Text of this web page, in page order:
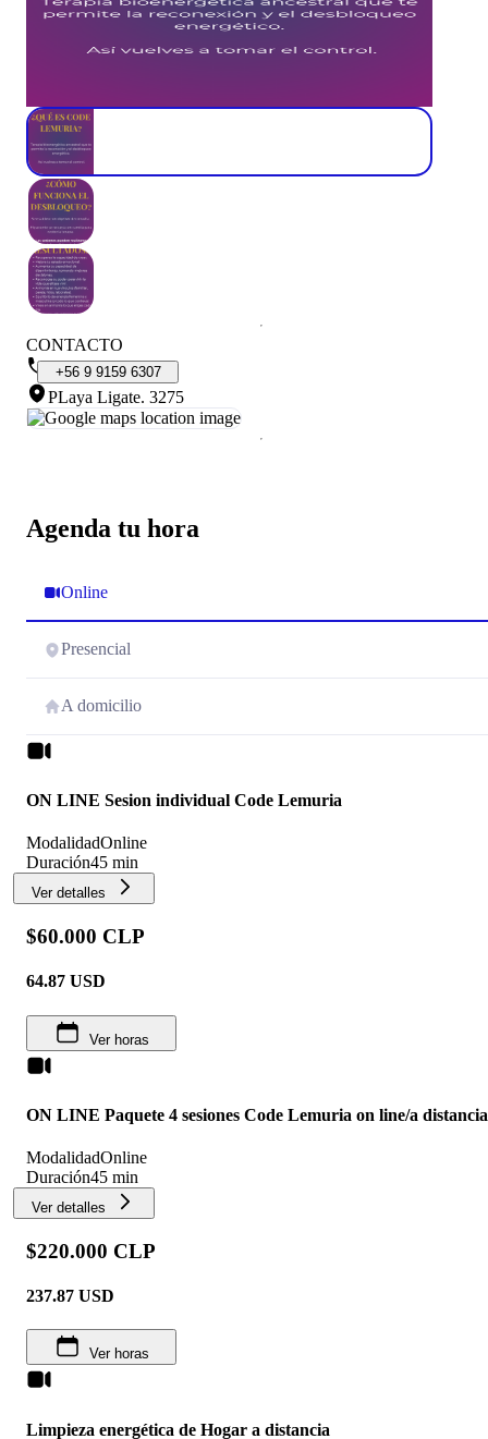
Agenda tu hora
Online
Presencial
A domicilio
ON LINE Sesion individual Code Lemuria
ModalidadOnline
Duración45 min
Ver detalles
$60.000 CLP
64.87 USD
Ver horas
ON LINE Paquete 4 sesiones Code Lemuria on line/a distancia
ModalidadOnline
Duración45 min
Ver detalles
$220.000 CLP
237.87 USD
Ver horas
Limpieza energética de Hogar a distancia
CONTACTO
+56 9 9159 6307
PLaya Ligate. 3275